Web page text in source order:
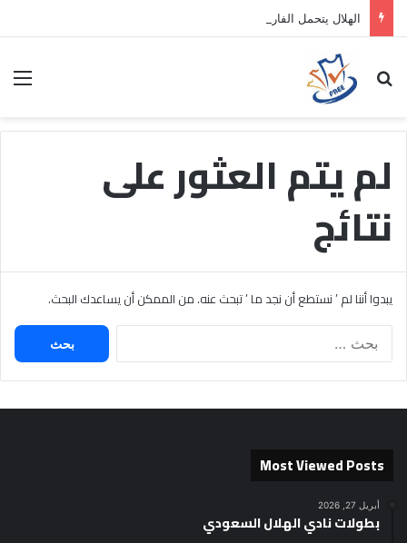
بحث عن
لم يتم العثور على
نتائج
يبدوا أننا لم ’ نستطع أن نجد ما ’ تبحث عنه. من الممكن أن يساعدك البحث.
البحث
Most Viewed Posts
أبريل 27, 2026
بطولات نادي الهلال السعودي